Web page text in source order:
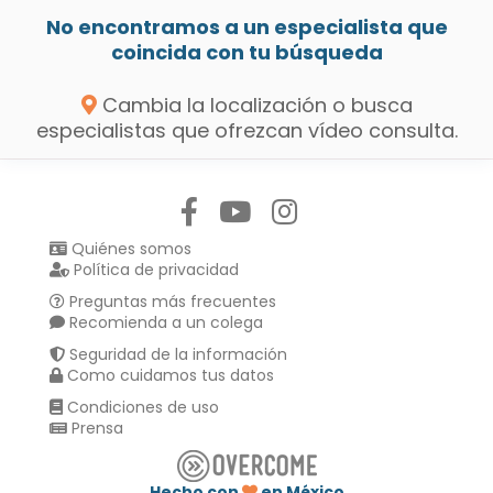
No encontramos a un especialista que
coincida con tu búsqueda
Cambia la localización o busca
especialistas que ofrezcan vídeo consulta.
Quiénes somos
Política de privacidad
Preguntas más frecuentes
Recomienda a un colega
Seguridad de la información
Como cuidamos tus datos
Condiciones de uso
Prensa